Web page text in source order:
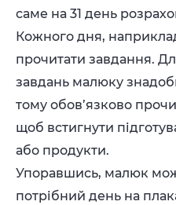
саме на 31 день
Кожного дня,
прочитати завдання.
завдань малюку
тому обов’язково
щоб встигнути
або продукти.
Упоравшись, малюк
потрібний день на